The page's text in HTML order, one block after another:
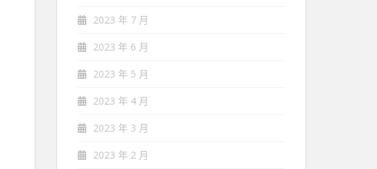
2023 年 7 月
2023 年 6 月
2023 年 5 月
2023 年 4 月
2023 年 3 月
2023 年 2 月